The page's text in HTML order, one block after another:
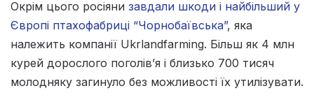
Окрім цього росіяни завдали шкоди і найбільший у
Європі птахофабриці “Чорнобаївська”, яка
належить компанії Ukrlandfarming. Більш як 4 млн
курей дорослого поголів’я і близько 700 тисяч
молодняку загинуло без можливості їх утилізувати.